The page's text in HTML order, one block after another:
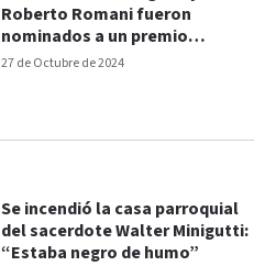
27 de Octubre de 2024
Roberto Romani fueron
nominados a un premio
internacional
Se incendió la casa parroquial
del sacerdote Walter Minigutti:
“Estaba negro de humo”